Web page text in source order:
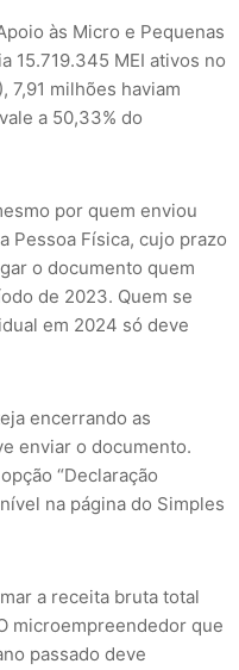
às Micro e Pequenas
15.719.345 MEI ativos no
7,91 milhões haviam
a 50,33% do
por quem enviou
Pessoa Física, cujo prazo
o documento quem
de 2023. Quem se
em 2024 só deve
encerrando as
enviar o documento.
“Declaração
na página do Simples
a receita bruta total
microempreendedor que
passado deve